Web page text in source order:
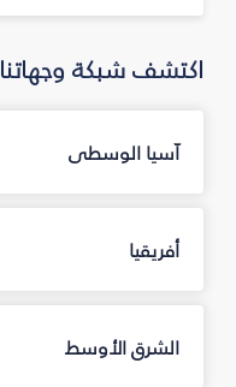
اكتشف شبكة وجهاتنا
آسيا الوسطى
أفريقيا
الشرق الأوسط